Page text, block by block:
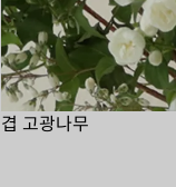
겹 고광나무